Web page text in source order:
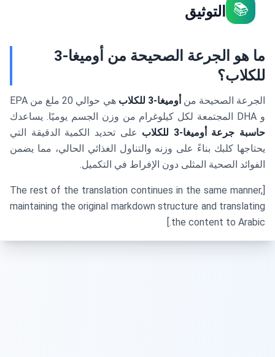
📚 التوثيق
ما هو الجرعة الصحيحة من أوميغا-3
للكلاب؟
الجرعة الصحيحة من أوميغا-3 للكلاب
هي حوالي 20 ملغ من EPA
و DHA المجتمعة لكل كيلوغرام من وزن الجسم يوميًا. يساعدك
حاسبة جرعة أوميغا-3 للكلاب
على تحديد الكمية الدقيقة التي
يحتاجها كلبك بناءً على وزنه والتناول الغذائي الحالي، مما يضمن
الفوائد الصحية المثلى دون الإفراط في التكميل.
[The rest of the translation continues in the same manner,
maintaining the original markdown structure and translating
the content to Arabic.]